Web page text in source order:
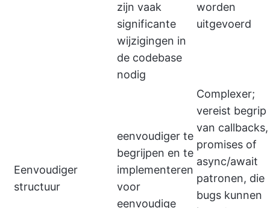
zijn vaak
significante
wijzigingen in
de codebase
nodig
worden
uitgevoerd
Eenvoudiger
structuur
eenvoudiger te
begrijpen en te
implementeren
voor
eenvoudige
Complexer;
vereist begrip
van callbacks,
promises of
async/await
patronen, die
bugs kunnen